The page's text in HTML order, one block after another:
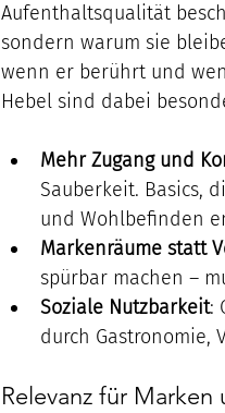
Aufenthaltsqualität
sondern warum sie
wenn er berührt und
Hebel sind dabei
Mehr Zugang und
Sauberkeit. Basics,
und Wohlbefinden
Markenräume statt
spürbar machen –
Soziale Nutzbarkeit:
durch Gastronomie,
Relevanz für Marken